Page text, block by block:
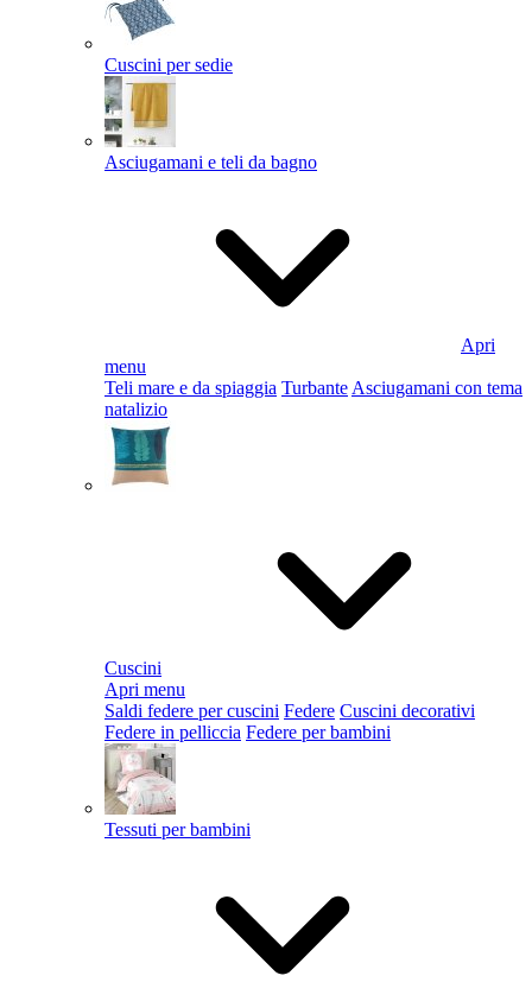
Cuscini per sedie
Asciugamani e teli da bagno
Apri
menu
Teli mare e da spiaggia Turbante Asciugamani con tema
natalizio
Cuscini
Apri menu
Saldi federe per cuscini Federe Cuscini decorativi
Federe in pelliccia Federe per bambini
Tessuti per bambini